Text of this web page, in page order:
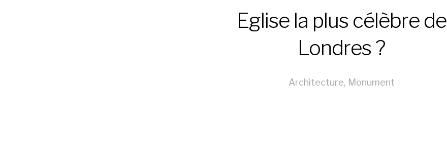
Eglise la plus célèbre de
Londres ?
Architecture, Monument